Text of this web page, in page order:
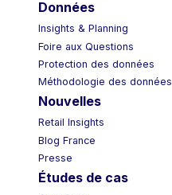
Données
Insights & Planning
Foire aux Questions
Protection des données
Méthodologie des données
Nouvelles
Retail Insights
Blog France
Presse
Études de cas